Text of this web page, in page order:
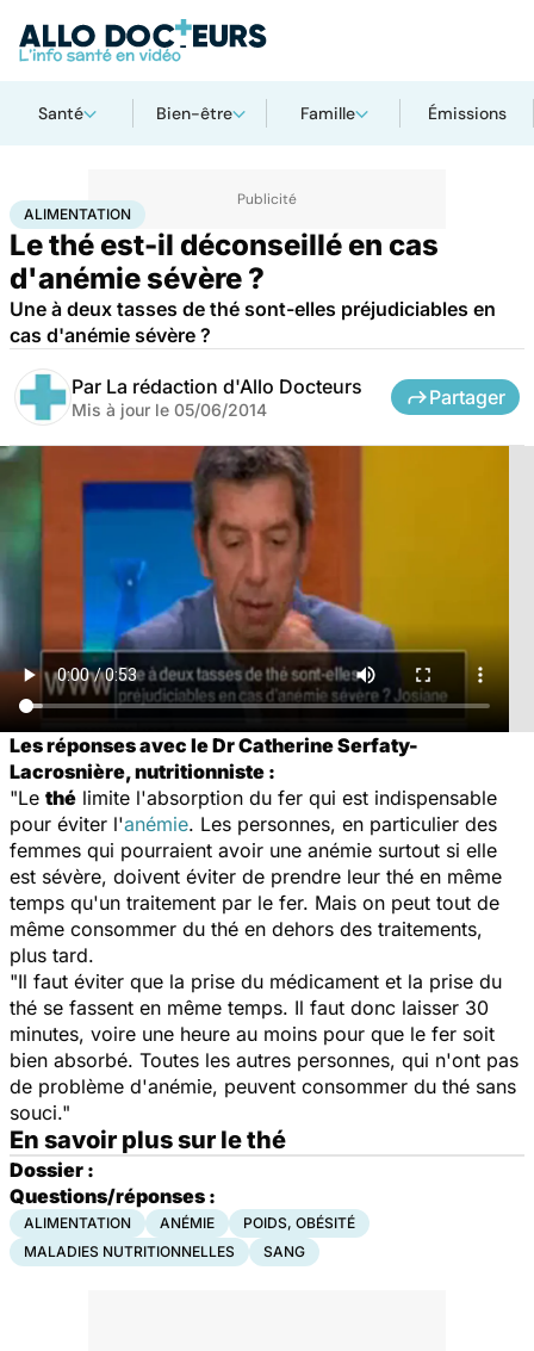
Santé Bien-être Famille Émissions
AccueilSantéMaladies Alimentation
ALIMENTATION
Le thé est-il déconseillé en cas
d'anémie sévère ?
Une à deux tasses de thé sont-elles préjudiciables en
cas d'anémie sévère ?
Par La rédaction d'Allo Docteurs
Mis à jour le 05/06/2014
Partager
Les réponses avec le Dr Catherine Serfaty-
Lacrosnière, nutritionniste :
"Le thé limite l'absorption du fer qui est indispensable
pour éviter l'anémie. Les personnes, en particulier des
femmes qui pourraient avoir une anémie surtout si elle
est sévère, doivent éviter de prendre leur thé en même
temps qu'un traitement par le fer. Mais on peut tout de
même consommer du thé en dehors des traitements,
plus tard.
"Il faut éviter que la prise du médicament et la prise du
thé se fassent en même temps. Il faut donc laisser 30
minutes, voire une heure au moins pour que le fer soit
bien absorbé. Toutes les autres personnes, qui n'ont pas
de problème d'anémie, peuvent consommer du thé sans
souci."
En savoir plus sur le thé
Dossier :
Questions/réponses :
ALIMENTATION ANÉMIE
POIDS, OBÉSITÉ
MALADIES NUTRITIONNELLES
SANG